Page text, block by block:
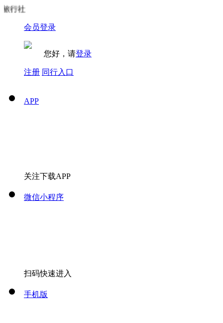
社
会员登录
您好，请登录
注册 同行入口
APP
关注下载APP
微信小程序
扫码快速进入
手机版